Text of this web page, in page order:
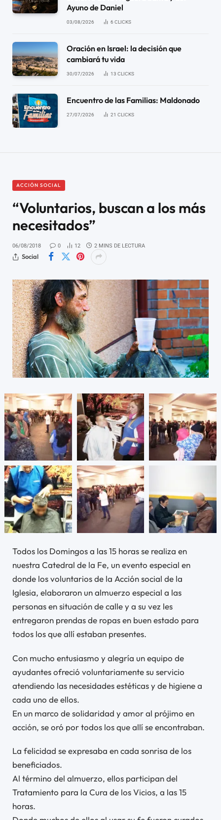
Ayuno de Daniel
03/08/2026 6 CLICKS
Oración en Israel: la decisión que
cambiará tu vida
30/07/2026 13 CLICKS
Encuentro de las Familias: Maldonado
27/07/2026 21 CLICKS
ACCIÓN SOCIAL
“Voluntarios, buscan a los más
necesitados”
06/08/2018 0 12 2 MINS DE LECTURA
Social
Todos los Domingos a las 15 horas se realiza en
nuestra Catedral de la Fe, un evento especial en
donde los voluntarios de la Acción social de la
Iglesia, elaboraron un almuerzo especial a las
personas en situación de calle y a su vez les
entregaron prendas de ropas en buen estado para
todos los que allí estaban presentes.
Con mucho entusiasmo y alegría un equipo de
ayudantes ofreció voluntariamente su servicio
atendiendo las necesidades estéticas y de higiene a
cada uno de ellos.
En un marco de solidaridad y amor al prójimo en
acción, se oró por todos los que allí se encontraban.
La felicidad se expresaba en cada sonrisa de los
beneficiados.
Al término del almuerzo, ellos participan del
Tratamiento para la Cura de los Vicios, a las 15
horas.